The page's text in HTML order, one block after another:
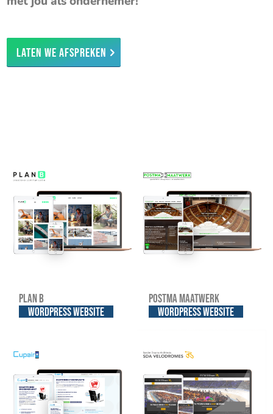
Laten we afspreken
Plan B
WordPress website
Postma Maatwerk
WordPress website